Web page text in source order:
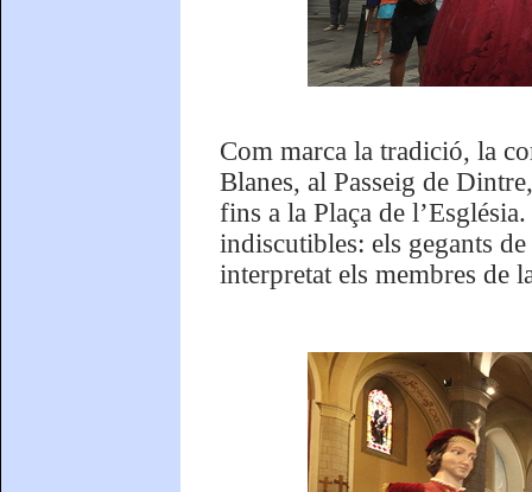
Com marca la tradició, la
Blanes, al Passeig de
fins a la Plaça de
indiscutibles: els gegants
interpretat els membres de